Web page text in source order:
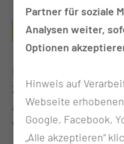
WIE IST DER
CTK?
Die komplette
Zeitraum von 6 Jahren.
auf in 24 Monate
Weiterbildung in
Partner für soziale
Analysen weiter,
Optionen
Hinweis auf
Webseite
Google, Facebook,
„Alle akzeptieren“